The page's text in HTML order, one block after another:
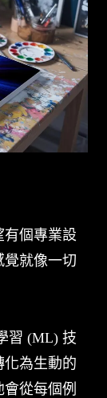
個專業設
覺就像一切
習 (ML) 技
為生動的
從每個例